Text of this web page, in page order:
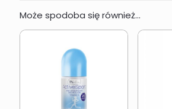
Może spodoba się również…